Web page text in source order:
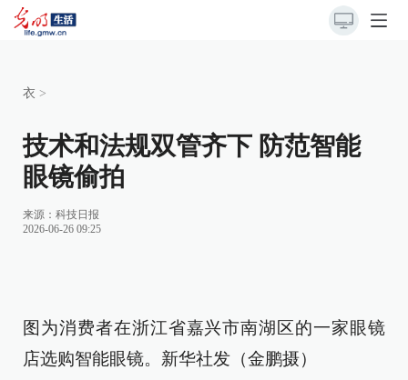
衣 >
技术和法规双管齐下 防范智能
眼镜偷拍
来源： 科技日报
2026-06-26 09:25
图为消费者在浙江省嘉兴市南湖区的一家眼镜
店选购智能眼镜。新华社发（金鹏摄）